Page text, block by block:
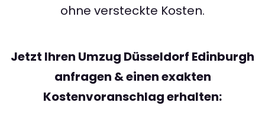
ohne versteckte Kosten.
Jetzt Ihren Umzug Düsseldorf Edinburgh
anfragen & einen exakten
Kostenvoranschlag erhalten: